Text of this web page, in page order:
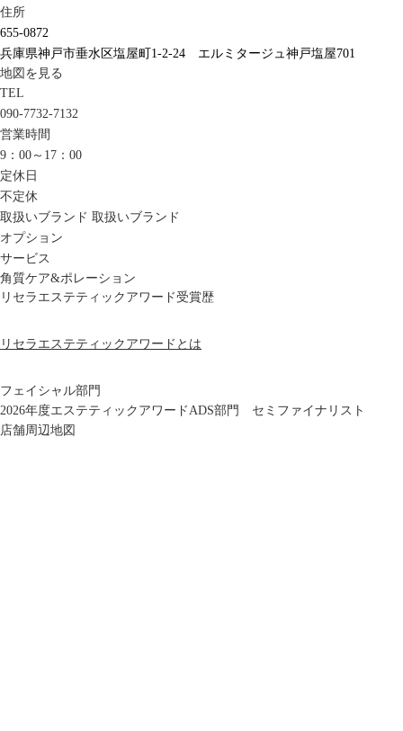
住所
655-0872
兵庫県神戸市垂水区塩屋町1-2-24 エルミタージュ神戸塩屋701
地図を見る
TEL
090-7732-7132
営業時間
9：00～17：00
定休日
不定休
取扱いブランド 取扱いブランド
オプション
サービス
角質ケア&ポレーション
リセラエステティックアワード受賞歴
リセラエステティックアワードとは
フェイシャル部門
2026年度エステティックアワードADS部門 セミファイナリスト
店舗周辺地図